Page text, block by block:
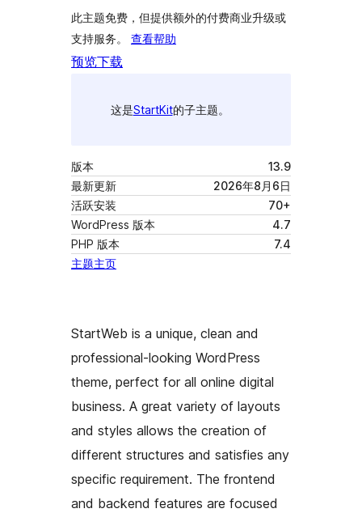
此主题免费，但提供额外的付费商业升级或
支持服务。 查看帮助
预览下载
这是StartKit的子主题。
版本
13.9
最新更新
2026年8月6日
活跃安装
70+
WordPress 版本
4.7
PHP 版本
7.4
主题主页
StartWeb is a unique, clean and
professional-looking WordPress
theme, perfect for all online digital
business. A great variety of layouts
and styles allows the creation of
different structures and satisfies any
specific requirement. The frontend
and backend features are focused